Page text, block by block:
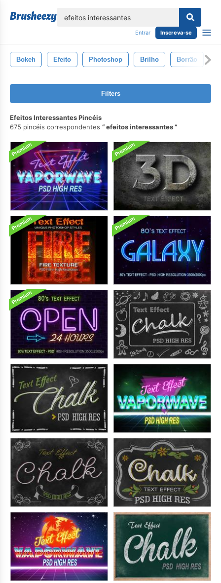
Entrar Inscreva-se
Bokeh Efeito Photoshop Brilho Borrão
Filters
Efeitos Interessantes Pincéis
675 pincéis correspondentes
efeitos interessantes